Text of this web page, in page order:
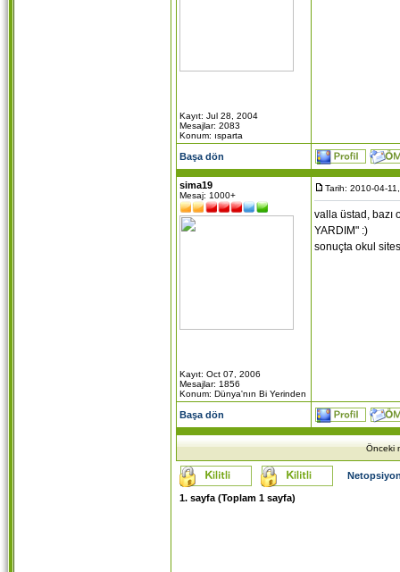
Kayıt: Jul 28, 2004
Mesajlar: 2083
Konum: ısparta
Başa dön
sima19
Mesaj: 1000+
Kayıt: Oct 07, 2006
Mesajlar: 1856
Konum: Dünya'nın Bi Yerinden
Tarih: 2010-04-
valla üstad, bazı
YARDIM" :)
sonuçta okul
Başa dön
Önceki
1. sayfa (Toplam 1 sayfa)